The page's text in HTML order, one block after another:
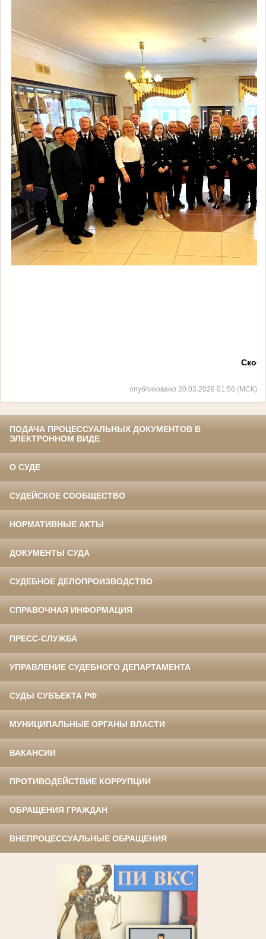
опубликовано 20.03.2026 01:56 (МСК)
ПОДАЧА ПРОЦЕССУАЛЬНЫХ ДОКУМЕНТОВ В
ЭЛЕКТРОННОМ ВИДЕ
О СУДЕ
СУДЕЙСКОЕ СООБЩЕСТВО
НОРМАТИВНЫЕ АКТЫ
ДОКУМЕНТЫ СУДА
СУДЕБНОЕ ДЕЛОПРОИЗВОДСТВО
СПРАВОЧНАЯ ИНФОРМАЦИЯ
ПРЕСС-СЛУЖБА
УПРАВЛЕНИЕ СУДЕБНОГО ДЕПАРТАМЕНТА
СУДЫ СУБЪЕКТА РФ
МУНИЦИПАЛЬНЫЕ ОРГАНЫ ВЛАСТИ
ВАКАНСИИ
ПРОТИВОДЕЙСТВИЕ КОРРУПЦИИ
ОБРАЩЕНИЯ ГРАЖДАН
ВНЕПРОЦЕССУАЛЬНЫЕ ОБРАЩЕНИЯ